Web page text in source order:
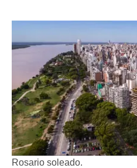
Rosario soleado.